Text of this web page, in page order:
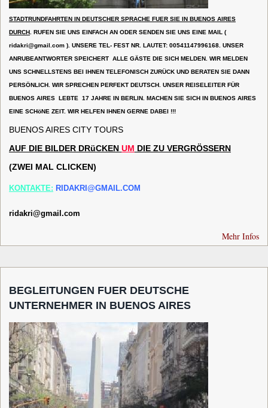
STADTRUNDFAHRTEN IN DEUTSCHER SPRACHE FUER SIE IN BUENOS AIRES
DURCH . RUFEN SIE UNS EINFACH AN ODER SENDEN SIE UNS EINE MAIL (
ridakri@gmail.com ). UNSERE TEL- FEST NR. LAUTET: 00541147996168. UNSER
ANRUBEANTWORTER SPEICHERT ALLE GÄSTE DIE SICH MELDEN. WIR MELDEN
UNS SCHNELLSTENS BEI IHNEN TELEFONISCH ZURÜCK UND BERATEN SIE DANN
PERSÖNLICH. WIR SPRECHEN PERFEKT DEUTSCH. UNSER REISELEITER FÜR
BUENOS AIRES LEBTE 17 JAHRE IN BERLIN. MACHEN SIE SICH IN BUENOS AIRES
EINE SCHöNE ZEIT. WIR HELFEN IHNEN GERNE DABEI !!!
BUENOS AIRES CITY TOURS
AUF DIE BILDER DRüCKEN UM DIE ZU VERGRÖSSERN
(ZWEI MAL CLICKEN)
KONTAKTE: RIDAKRI@GMAIL.COM
ridakri@gmail.com
Mehr Infos
BEGLEITUNGEN FUER DEUTSCHE
UNTERNEHMER IN BUENOS AIRES